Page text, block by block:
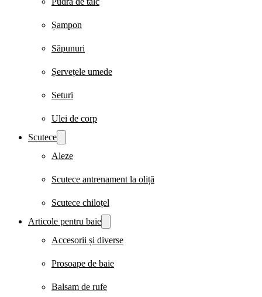
Șampon
Săpunuri
Șervețele umede
Seturi
Ulei de corp
Scutece
Aleze
Scutece antrenament la oliță
Scutece chiloțel
Articole pentru baie
Accesorii și diverse
Prosoape de baie
Balsam de rufe